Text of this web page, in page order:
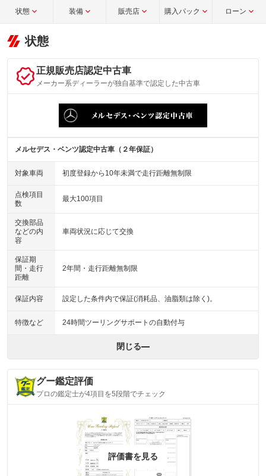
状態 装備 販売店 購入パック ローン
状態
正規販売店認定中古車
メーカー系ディーラーが独自基準で認定した中古車
メルセデス・ベンツ認定中古車（２年保証）
対象車両 初度登録から10年未満で走行距離無制限
点検項目
数
最大100項目
交換部品
などの内
容
車両状況に応じて交換
保証期
間・走行
距離
2年間・走行距離無制限
保証内容 設定した条件内で保証(消耗品、油脂類は除く)。
特徴など 24時間ツーリングサポートの自動付与
閉じる
グー鑑定評価
プロの鑑定士が4項目を5段階でチェック
評価書を見る